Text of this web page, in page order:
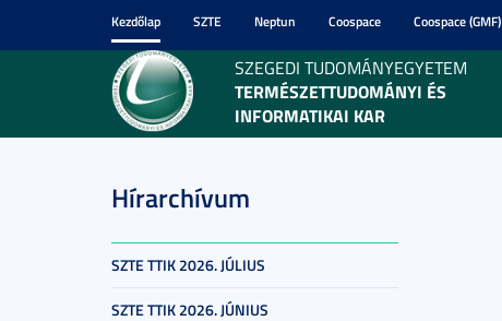
Kezdőlap SZTE Neptun Coospace Coospace (GMF)
SZEGEDI TUDOMÁNYEGYETEM
TERMÉSZETTUDOMÁNYI ÉS
INFORMATIKAI KAR
Hírarchívum
SZTE TTIK 2026. JÚLIUS
SZTE TTIK 2026. JÚNIUS